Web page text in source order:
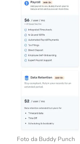
Foto da Buddy Punch